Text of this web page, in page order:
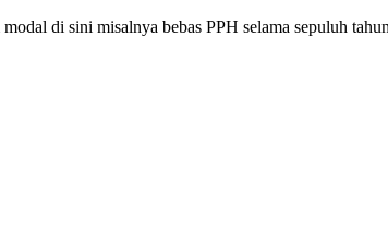
di sini misalnya bebas PPH selama sepuluh